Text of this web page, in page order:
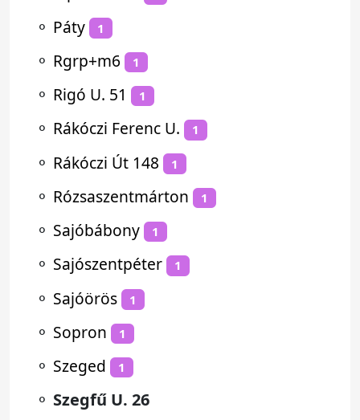
⚬ Páty 1
⚬ Rgrp+m6 1
⚬ Rigó U. 51 1
⚬ Rákóczi Ferenc U. 1
⚬ Rákóczi Út 148 1
⚬ Rózsaszentmárton 1
⚬ Sajóbábony 1
⚬ Sajószentpéter 1
⚬ Sajóörös 1
⚬ Sopron 1
⚬ Szeged 1
⚬ Szegfű U. 26